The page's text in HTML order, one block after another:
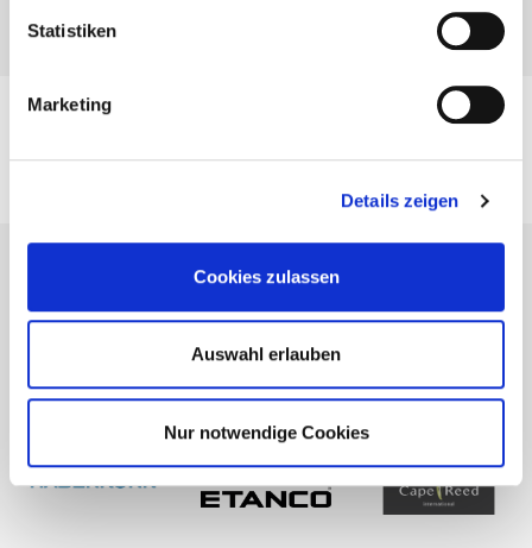
Statistiken
Marketing
Details zeigen
Cookies zulassen
Auswahl erlauben
Nur notwendige Cookies
Empleo